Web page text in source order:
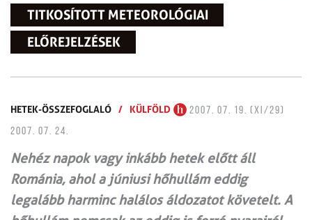
TITKOSÍTOTT METEOROLÓGIAI
ELŐREJELZÉSEK
HETEK-ÖSSZEFOGLALÓ / KÜLFÖLD
2007. 07. 19. (XI/29)
2007. 07. 24.
Nehéz napok vagy inkább hetek előtt áll
Románia, ahol a júniusi hőhullám eddig
legalább harminc halálos áldozatot követelt. A